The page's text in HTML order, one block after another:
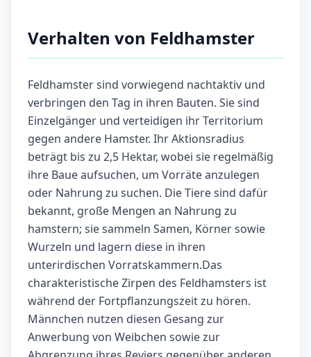
Verhalten von Feldhamster
Feldhamster sind vorwiegend nachtaktiv und
verbringen den Tag in ihren Bauten. Sie sind
Einzelgänger und verteidigen ihr Territorium
gegen andere Hamster. Ihr Aktionsradius
beträgt bis zu 2,5 Hektar, wobei sie regelmäßig
ihre Baue aufsuchen, um Vorräte anzulegen
oder Nahrung zu suchen. Die Tiere sind dafür
bekannt, große Mengen an Nahrung zu
hamstern; sie sammeln Samen, Körner sowie
Wurzeln und lagern diese in ihren
unterirdischen Vorratskammern.Das
charakteristische Zirpen des Feldhamsters ist
während der Fortpflanzungszeit zu hören.
Männchen nutzen diesen Gesang zur
Anwerbung von Weibchen sowie zur